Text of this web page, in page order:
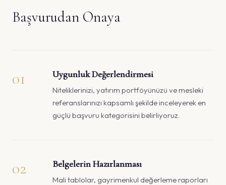
Başvurudan Onaya
01 Uygunluk Değerlendirmesi
Niteliklerinizi, yatırım portföyünüzü ve mesleki
referanslarınızı kapsamlı şekilde inceleyerek en
güçlü başvuru kategorisini belirliyoruz.
02 Belgelerin Hazırlanması
Mali tablolar, gayrimenkul değerleme raporları